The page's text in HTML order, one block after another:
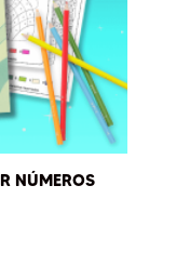
NÚMEROS